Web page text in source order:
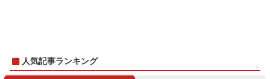
人気記事ランキング